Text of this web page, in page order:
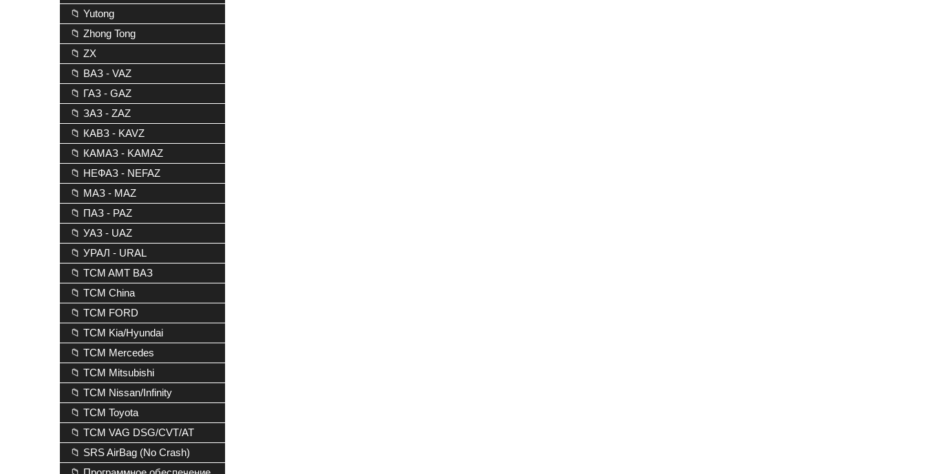
📁 Yutong
📁 Zhong Tong
📁 ZX
📁 ВАЗ - VAZ
📁 ГАЗ - GAZ
📁 ЗАЗ - ZAZ
📁 КАВЗ - KAVZ
📁 КАМАЗ - KAMAZ
📁 НЕФАЗ - NEFAZ
📁 МАЗ - MAZ
📁 ПАЗ - PAZ
📁 УАЗ - UAZ
📁 УРАЛ - URAL
📁 TCM AMT ВАЗ
📁 TCM China
📁 TCM FORD
📁 TCM Kia/Hyundai
📁 TCM Mercedes
📁 TCM Mitsubishi
📁 TCM Nissan/Infinity
📁 TCM Toyota
📁 TCM VAG DSG/CVT/AT
📁 SRS AirBag (No Crash)